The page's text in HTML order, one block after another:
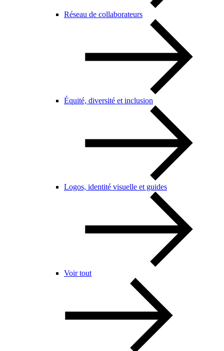
Réseau de collaborateurs
Équité, diversité et inclusion
Logos, identité visuelle et guides
Voir tout